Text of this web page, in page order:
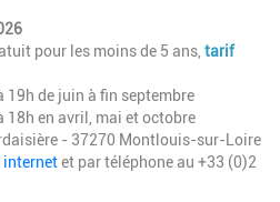
pour les moins de 5 ans, tarif
19h de juin à fin septembre
18h en avril, mai et octobre
- 37270 Montlouis-sur-Loire
internetet par téléphone au +33 (0)2